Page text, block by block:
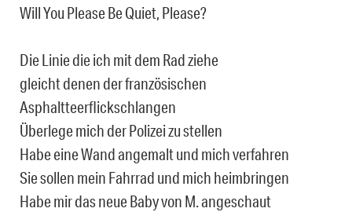
Will You Please Be Quiet, Please?
Die Linie die ich mit dem Rad ziehe
gleicht denen der französischen
Asphaltteerflickschlangen
Überlege mich der Polizei zu stellen
Habe eine Wand angemalt und mich verfahren
Sie sollen mein Fahrrad und mich heimbringen
Habe mir das neue Baby von M. angeschaut